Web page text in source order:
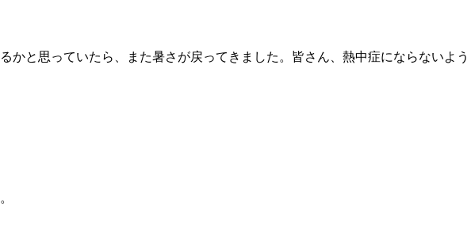
かと思っていたら、また暑さが戻ってきました。皆さん、熱中症にならないよう